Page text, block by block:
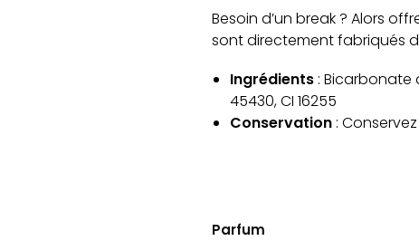
Besoin d’un break ? Alors
sont directement fabriqués
Ingrédients: Bicarbonate
45430, CI 16255
Conservation:
Parfum